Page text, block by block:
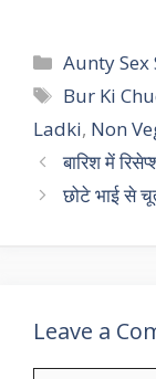
Categories
Aunty Sex
Tags
Bur Ki
Ladki, Non
बारिश में
छोटे भाई से
Leave a